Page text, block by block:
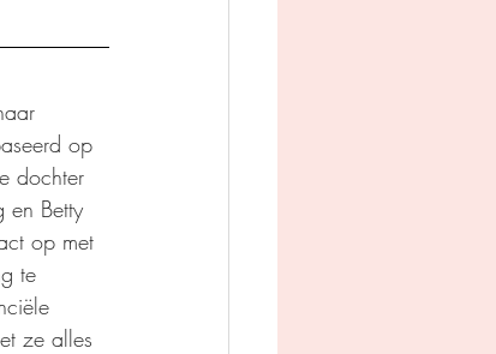
op
dochter
en Betty
op met
te
ze alles